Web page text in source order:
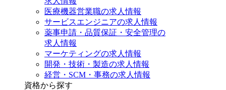
医療機器営業職の求人情報
サービスエンジニアの求人情報
薬事申請・品質保証・安全管理の
求人情報
マーケティングの求人情報
開発・技術・製造の求人情報
経営・SCM・事務の求人情報
資格から探す